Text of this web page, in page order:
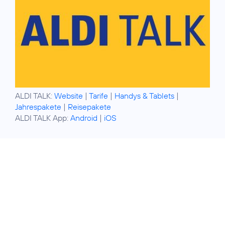
ALDI TALK: Website | Tarife | Handys & Tablets |
Jahrespakete | Reisepakete
ALDI TALK App: Android | iOS